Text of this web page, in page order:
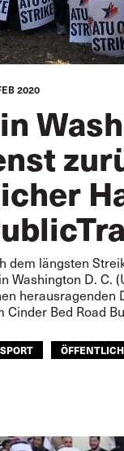
2020
dem längsten
Washington D. C.
herausragenden
Cinder Bed Road